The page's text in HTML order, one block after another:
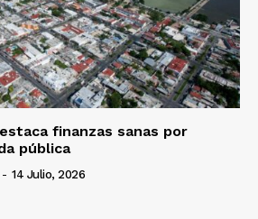
finanzas sanas por
pública
- 14 Julio, 2026